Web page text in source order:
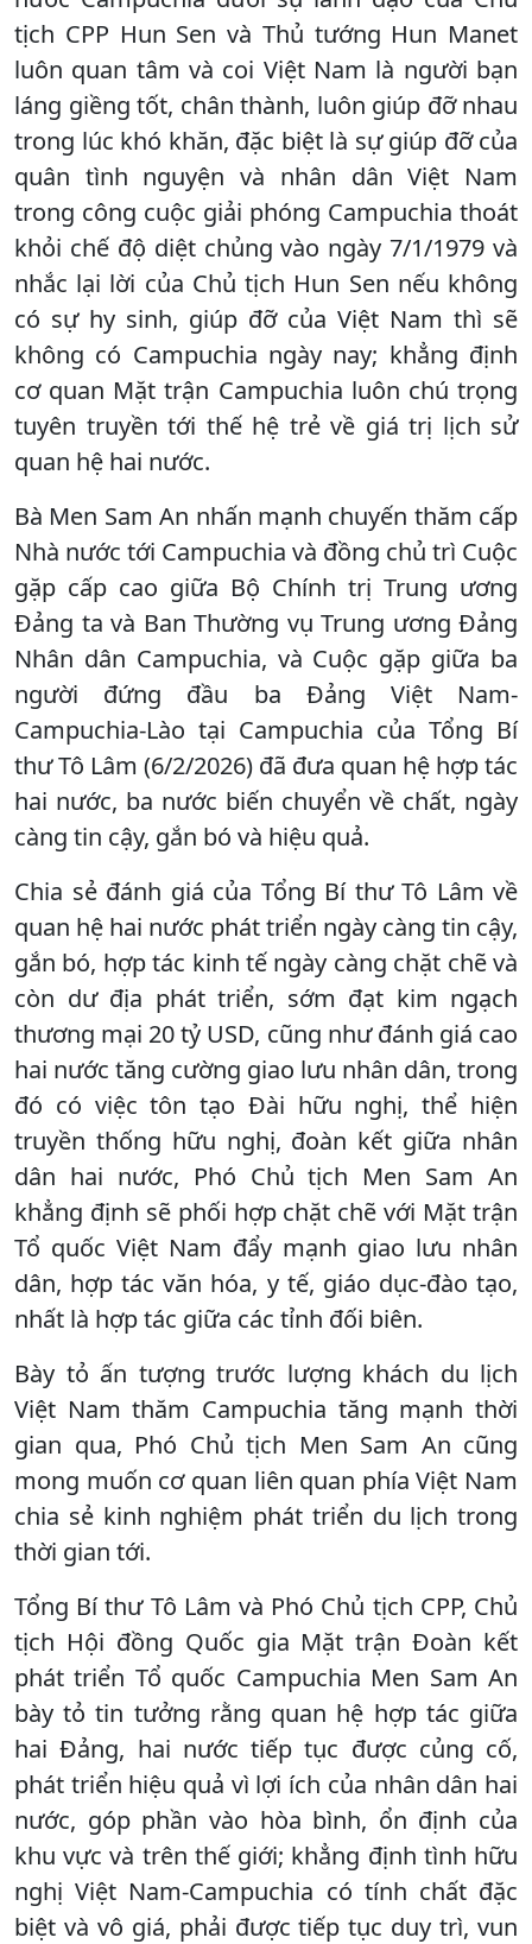
tịch CPP Hun Sen và Thủ tướng Hun Manet
luôn quan tâm và coi Việt Nam là người bạn
láng giềng tốt, chân thành, luôn giúp đỡ nhau
trong lúc khó khăn, đặc biệt là sự giúp đỡ của
quân tình nguyện và nhân dân Việt Nam
trong công cuộc giải phóng Campuchia thoát
khỏi chế độ diệt chủng vào ngày 7/1/1979 và
nhắc lại lời của Chủ tịch Hun Sen nếu không
có sự hy sinh, giúp đỡ của Việt Nam thì sẽ
không có Campuchia ngày nay; khẳng định
cơ quan Mặt trận Campuchia luôn chú trọng
tuyên truyền tới thế hệ trẻ về giá trị lịch sử
quan hệ hai nước.
Bà Men Sam An nhấn mạnh chuyến thăm cấp
Nhà nước tới Campuchia và đồng chủ trì Cuộc
gặp cấp cao giữa Bộ Chính trị Trung ương
Đảng ta và Ban Thường vụ Trung ương Đảng
Nhân dân Campuchia, và Cuộc gặp giữa ba
người đứng đầu ba Đảng Việt Nam-
Campuchia-Lào tại Campuchia của Tổng Bí
thư Tô Lâm (6/2/2026) đã đưa quan hệ hợp tác
hai nước, ba nước biến chuyển về chất, ngày
càng tin cậy, gắn bó và hiệu quả.
Chia sẻ đánh giá của Tổng Bí thư Tô Lâm về
quan hệ hai nước phát triển ngày càng tin cậy,
gắn bó, hợp tác kinh tế ngày càng chặt chẽ và
còn dư địa phát triển, sớm đạt kim ngạch
thương mại 20 tỷ USD, cũng như đánh giá cao
hai nước tăng cường giao lưu nhân dân, trong
đó có việc tôn tạo Đài hữu nghị, thể hiện
truyền thống hữu nghị, đoàn kết giữa nhân
dân hai nước, Phó Chủ tịch Men Sam An
khẳng định sẽ phối hợp chặt chẽ với Mặt trận
Tổ quốc Việt Nam đẩy mạnh giao lưu nhân
dân, hợp tác văn hóa, y tế, giáo dục-đào tạo,
nhất là hợp tác giữa các tỉnh đối biên.
Bày tỏ ấn tượng trước lượng khách du lịch
Việt Nam thăm Campuchia tăng mạnh thời
gian qua, Phó Chủ tịch Men Sam An cũng
mong muốn cơ quan liên quan phía Việt Nam
chia sẻ kinh nghiệm phát triển du lịch trong
thời gian tới.
Tổng Bí thư Tô Lâm và Phó Chủ tịch CPP, Chủ
tịch Hội đồng Quốc gia Mặt trận Đoàn kết
phát triển Tổ quốc Campuchia Men Sam An
bày tỏ tin tưởng rằng quan hệ hợp tác giữa
hai Đảng, hai nước tiếp tục được củng cố,
phát triển hiệu quả vì lợi ích của nhân dân hai
nước, góp phần vào hòa bình, ổn định của
khu vực và trên thế giới; khẳng định tình hữu
nghị Việt Nam-Campuchia có tính chất đặc
biệt và vô giá, phải được tiếp tục duy trì, vun